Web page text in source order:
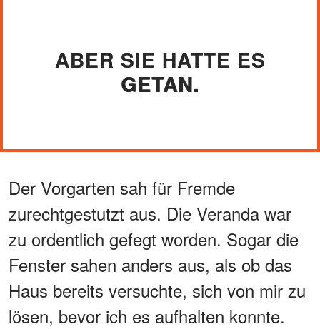
ABER SIE HATTE ES
GETAN.
Der Vorgarten sah für Fremde
zurechtgestutzt aus. Die Veranda war
zu ordentlich gefegt worden. Sogar die
Fenster sahen anders aus, als ob das
Haus bereits versuchte, sich von mir zu
lösen, bevor ich es aufhalten konnte.